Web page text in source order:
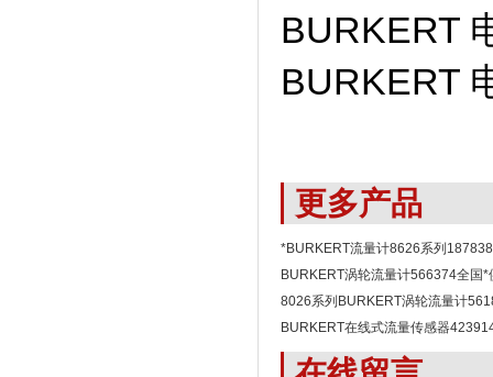
BURKERT
BURKERT
更多产品
*BURKERT流量计8626系列
BURKERT涡轮流量计566374全国*
8026系列BURKERT涡轮流量计
BURKERT在线式流量传感器